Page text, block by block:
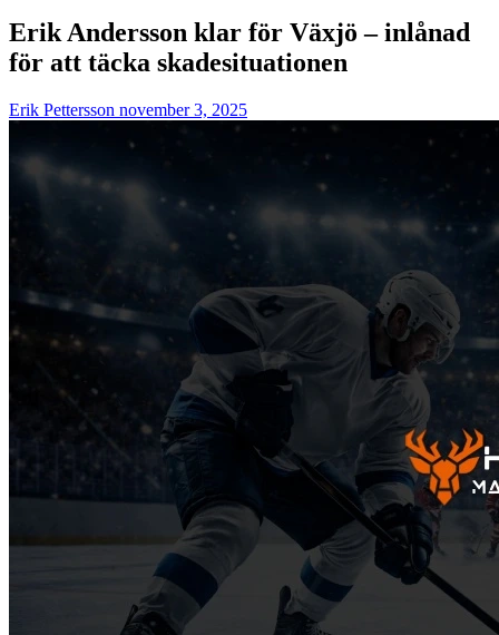
Erik Andersson klar för Växjö – inlånad
för att täcka skadesituationen
Erik Pettersson november 3, 2025